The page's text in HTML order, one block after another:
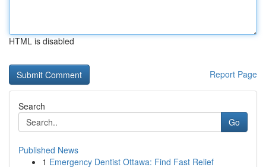
HTML is disabled
Report Page
Search
Go
Published News
1 Emergency Dentist Ottawa: Find Fast Relief